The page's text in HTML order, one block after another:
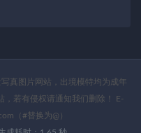
真图片网站，出境模特均为成年
，若有侵权请通知我们删除！ E-
（#替换为@）